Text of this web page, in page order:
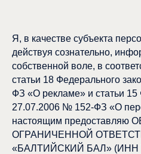
Я, в качестве субъекта
действуя сознательно,
собственной воле, в
статьи 18 Федерального
ФЗ «О рекламе» и статьи 15
27.07.2006 № 152-ФЗ «О
настоящим предоставляю
ОГРАНИЧЕННОЙ
«БАЛТИЙСКИЙ БАЛ» (ИНН